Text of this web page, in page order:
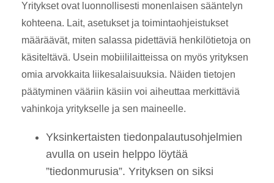
Yritykset ovat luonnollisesti monenlaisen sääntelyn
kohteena. Lait, asetukset ja toimintaohjeistukset
määräävät, miten salassa pidettäviä henkilötietoja on
käsiteltävä. Usein mobiililaitteissa on myös yrityksen
omia arvokkaita liikesalaisuuksia. Näiden tietojen
päätyminen vääriin käsiin voi aiheuttaa merkittäviä
vahinkoja yritykselle ja sen maineelle.
Yksinkertaisten tiedonpalautusohjelmien
avulla on usein helppo löytää
”tiedonmurusia”. Yrityksen on siksi